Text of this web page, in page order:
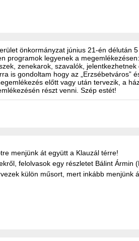
önkormányzat június 21-én délután
programok legyenek a
zenekarok, szavalók, jelentkezhetnek
is gondoltam hogy az „Erzsébetváros”
előtt vagy után tervezik, a
részt venni. Szép estét!
menjünk át együtt a Klauzál térre!
felolvasok egy részletet Bálint Ármin
külön műsort, mert inkább menjünk